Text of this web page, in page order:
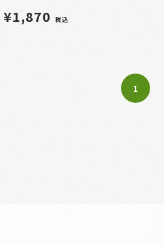
¥1,870 税込
1